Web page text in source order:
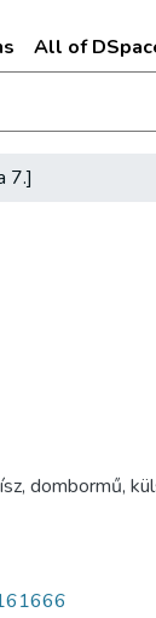
All of
7.]
, dombormű,